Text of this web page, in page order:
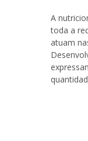
A
toda a
atuam